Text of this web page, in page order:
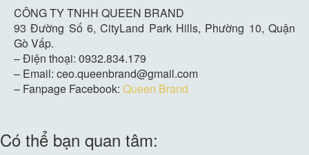
CÔNG TY TNHH QUEEN BRAND
93 Đường Số 6, CityLand Park Hills, Phường 10, Quận
Gò Vấp.
– Điện thoại: 0932.834.179
– Email: ceo.queenbrand@gmail.com
– Fanpage Facebook: Queen Brand
Có thể bạn quan tâm: